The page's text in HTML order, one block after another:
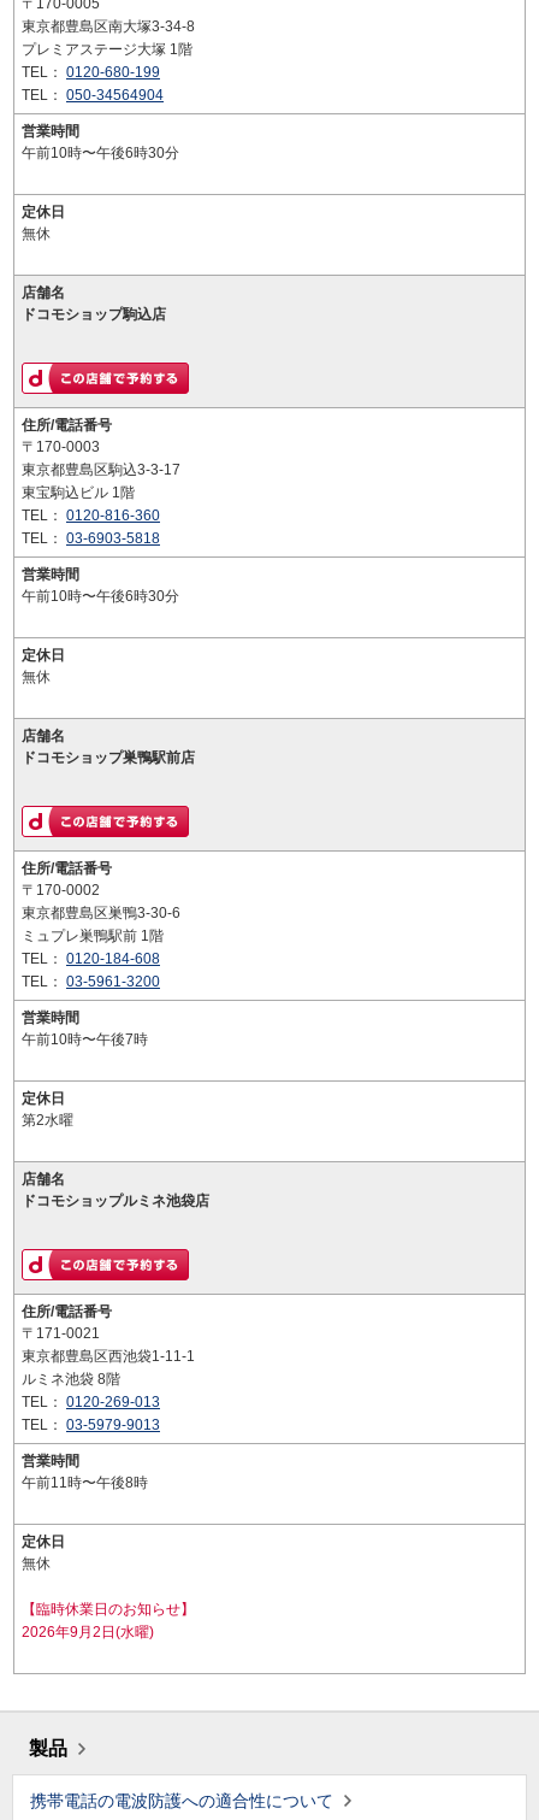
〒170-0005
東京都豊島区南大塚3-34-8
プレミアステージ大塚 1階
TEL： 0120-680-199
TEL： 050-34564904
営業時間
午前10時〜午後6時30分
定休日
無休
店舗名
ドコモショップ駒込店
住所/電話番号
〒170-0003
東京都豊島区駒込3-3-17
東宝駒込ビル 1階
TEL： 0120-816-360
TEL： 03-6903-5818
営業時間
午前10時〜午後6時30分
定休日
無休
店舗名
ドコモショップ巣鴨駅前店
住所/電話番号
〒170-0002
東京都豊島区巣鴨3-30-6
ミュプレ巣鴨駅前 1階
TEL： 0120-184-608
TEL： 03-5961-3200
営業時間
午前10時〜午後7時
定休日
第2水曜
店舗名
ドコモショップルミネ池袋店
住所/電話番号
〒171-0021
東京都豊島区西池袋1-11-1
ルミネ池袋 8階
TEL： 0120-269-013
TEL： 03-5979-9013
営業時間
午前11時〜午後8時
定休日
無休
【臨時休業日のお知らせ】
2026年9月2日(水曜)
製品
携帯電話の電波防護への適合性について